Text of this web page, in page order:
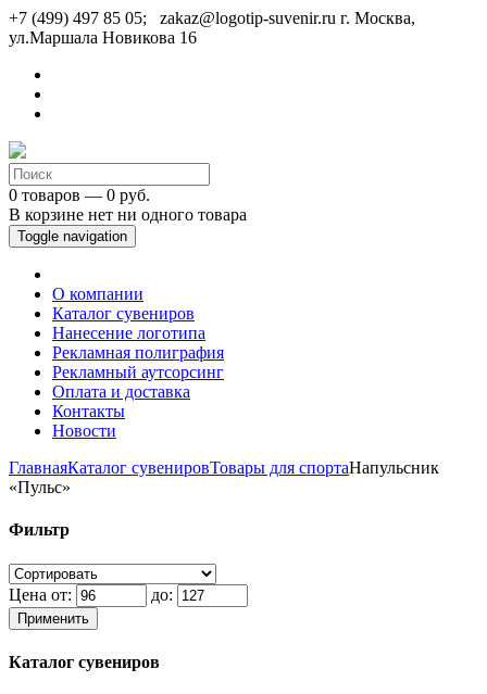
+7 (499) 497 85 05; zakaz@logotip-suvenir.ru г. Москва,
ул.Маршала Новикова 16
0 товаров — 0 руб.
В корзине нет ни одного товара
Toggle navigation
О компании
Каталог сувениров
Нанесение логотипа
Рекламная полиграфия
Рекламный аутсорсинг
Оплата и доставка
Контакты
Новости
ГлавнаяКаталог сувенировТовары для спортаНапульсник
«Пульс»
Фильтр
Цена от: до:
Применить
Каталог сувениров